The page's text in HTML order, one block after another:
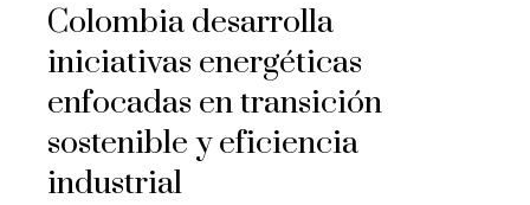
Colombia desarrolla
iniciativas energéticas
enfocadas en transición
sostenible y eficiencia
industrial